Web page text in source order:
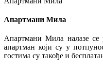
Апартмани Мила
Апартмани Мила налазе се
апартман који су у
гостима су такође и